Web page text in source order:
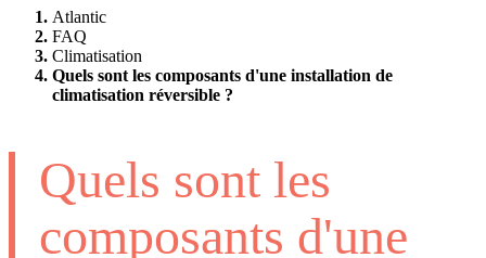
Atlantic
FAQ
Climatisation
Quels sont les composants d'une installation de
climatisation réversible ?
Quels sont les
composants d'une